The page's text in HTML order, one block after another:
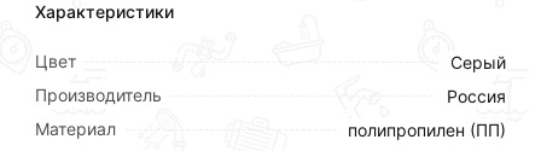
Характеристики
Цвет
Серый
Производитель
Россия
Материал
полипропилен (ПП)